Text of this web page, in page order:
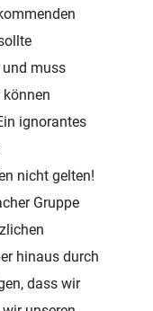
muss
ignorantes
nicht gelten!
Gruppe
hinaus durch
dass wir